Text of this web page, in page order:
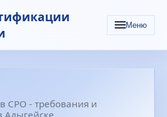
Меню
СРО - требования и
Адыгейске